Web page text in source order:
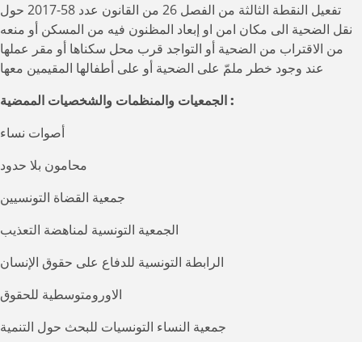
تفعيل النقطة الثالثة من الفصل 26 من القانون عدد 58-2017 حول
نقل الضحية الى مكان امن او إبعاد المظنون فيه من المسكن أو منعه
من الاقتراب من الضحية أو التواجد قرب محل سكناها أو مقر عملها
عند وجود خطر ملمّ على الضحية أو على أطفالها المقيمين معها
الجمعيات والمنظمات والشخصيات الممضية :
أصوات نساء
محامون بلا حدود
جمعية القضاة التونسيين
الجمعية التونسية لمناهضة التعذيب
الرابطة التونسية للدفاع على حقوق الإنسان
الاورومتوسطية للحقوق
جمعية النساء التونسيات للبحث حول التنمية